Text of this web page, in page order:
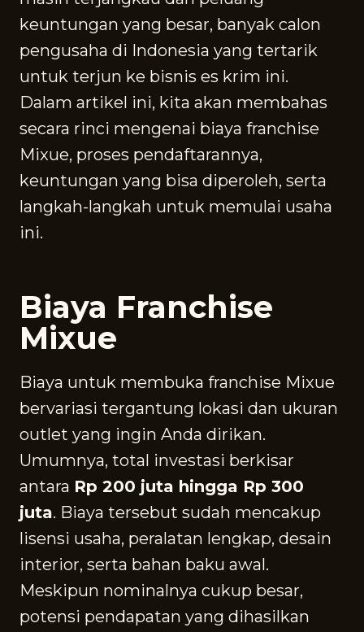
keuntungan yang besar, banyak calon
pengusaha di Indonesia yang tertarik
untuk terjun ke bisnis es krim ini.
Dalam artikel ini, kita akan membahas
secara rinci mengenai biaya franchise
Mixue, proses pendaftarannya,
keuntungan yang bisa diperoleh, serta
langkah-langkah untuk memulai usaha
ini.
Biaya Franchise
Mixue
Biaya untuk membuka franchise Mixue
bervariasi tergantung lokasi dan ukuran
outlet yang ingin Anda dirikan.
Umumnya, total investasi berkisar
antara Rp 200 juta hingga Rp 300
juta. Biaya tersebut sudah mencakup
lisensi usaha, peralatan lengkap, desain
interior, serta bahan baku awal.
Meskipun nominalnya cukup besar,
potensi pendapatan yang dihasilkan